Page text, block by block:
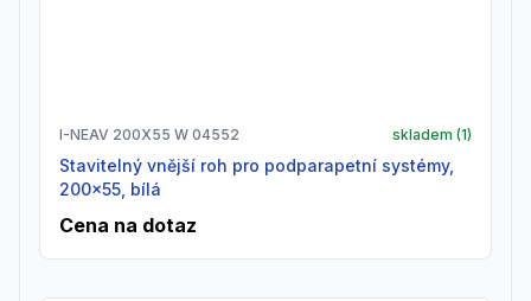
I-NEAV 200X55 W 04552 skladem (1)
Stavitelný vnější roh pro podparapetní systémy,
200x55, bílá
Cena na dotaz